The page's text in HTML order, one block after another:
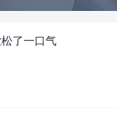
了一口气